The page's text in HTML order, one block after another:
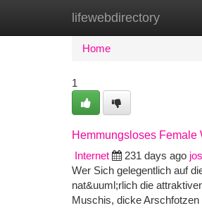
lifewebdirectory
Home New Site
Home
1
Hemmungsloses Female
Internet
231 days ago
Wer Sich gelegentlich auf
nat&uuml;rlich die
Muschis, dicke